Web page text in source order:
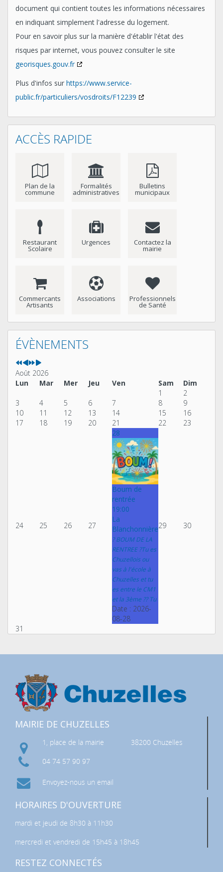
document qui contient toutes les informations nécessaires
en indiquant simplement l'adresse du logement.
Pour en savoir plus sur la manière d'établir l'état des
risques par internet, vous pouvez consulter le site
georisques.gouv.fr
Plus d'infos sur https://www.service-
public.fr/particuliers/vosdroits/F12239
ACCÈS RAPIDE
Plan de la
commune
Formalités
administratives
Bulletins
municipaux
Restaurant
Scolaire
Urgences Contactez la
mairie
Commercants
Artisants
Associations Professionnels
de Santé
ÉVÈNEMENTS
Année
précédente
Mois
précédent
Année
suivante
Mois
suivant
Août 2026
Lun
Mar Mer Jeu Ven Sam
Dim
1
2
3
4 5 6 7 8
9
10
11 12 13 14 15
16
17
18 19 20 21 22 23
24 25 26 27
28
Boum de
rentrée
19:00
La
Blanchonnière
? BOUM DE LA
RENTREE ?Tu es
Chuzellois ou
vas à l'école à
Chuzelles et tu
es entre le CM1
et la 3ème ?? Tu
Date : 2026-
08-28
29 30
31
MAIRIE DE CHUZELLES
1, place de la mairie
38200 Chuzelles
04 74 57 90 97
Envoyez-nous un email
HORAIRES D'OUVERTURE
mardi et jeudi de 8h30 à 11h30
mercredi et vendredi de 15h45 à 18h45
RESTEZ CONNECTÉS